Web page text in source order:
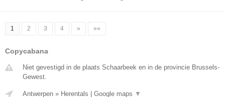
1 2 3 4 » »»
Copycabana
Niet gevestigd in de plaats Schaarbeek en in de provincie Brussels-
Gewest.
Antwerpen » Herentals Google maps ▼